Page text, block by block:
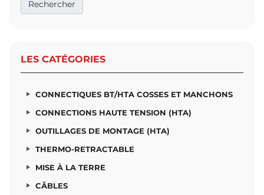
LES CATÉGORIES
CONNECTIQUES BT/HTA COSSES ET MANCHONS
CONNECTIONS HAUTE TENSION (HTA)
OUTILLAGES DE MONTAGE (HTA)
THERMO-RETRACTABLE
MISE À LA TERRE
CÂBLES